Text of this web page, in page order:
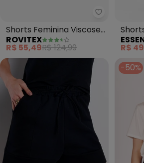
Rovitex -
Shorts Feminina Viscose
(Preto)
ROVITEX
R$ 55,49R$ 124,99 R$
-50%